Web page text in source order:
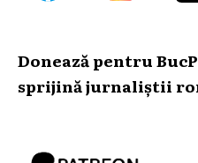
Donează pentru
sprijină jurnaliștii